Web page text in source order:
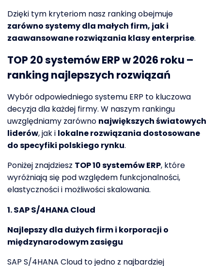
Dzięki tym kryteriom nasz ranking obejmuje
zarówno systemy dla małych firm, jak i
zaawansowane rozwiązania klasy enterprise.
TOP 20 systemów ERP w 2026 roku –
ranking najlepszych rozwiązań
Wybór odpowiedniego systemu ERP to kluczowa
decyzja dla każdej firmy. W naszym rankingu
uwzględniamy zarówno największych światowych
liderów, jak i lokalne rozwiązania dostosowane
do specyfiki polskiego rynku.
Poniżej znajdziesz TOP 10 systemów ERP, które
wyróżniają się pod względem funkcjonalności,
elastyczności i możliwości skalowania.
1. SAP S/4HANA Cloud
Najlepszy dla dużych firm i korporacji o
międzynarodowym zasięgu
SAP S/4HANA Cloud to jedno z najbardziej